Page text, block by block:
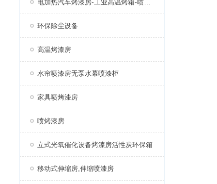
环保除尘设备
高温烤漆房
水帘喷漆房无泵水幕喷漆柜
家具喷烤漆房
喷烤漆房
立式光氧催化设备烤漆房活性炭环保箱
移动式伸缩房,伸缩喷漆房